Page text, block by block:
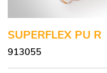
SUPERFLEX PU R
913055